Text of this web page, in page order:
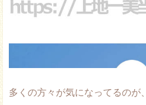
多くの方々が気になってるのが、